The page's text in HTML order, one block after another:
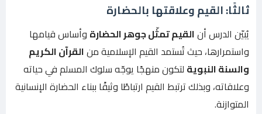
ثالثًا: القيم وعلاقتها بالحضارة
يُبيّن الدرس أنالقيم تمثّل جوهر الحضارة وأساس قيامها
واستمرارها، حيث تُستمد القيم الإسلامية منالقرآن الكريم
والسنة النبوية لتكون منهجًا يوجّه سلوك المسلم في حياته
وعلاقاته، وبذلك ترتبط القيم ارتباطًا وثيقًا ببناء الحضارة الإنسانية
المتوازنة.